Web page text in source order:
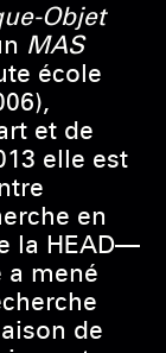
Objet
MAS
école
et de
elle est
en
la HEAD—
a mené
de